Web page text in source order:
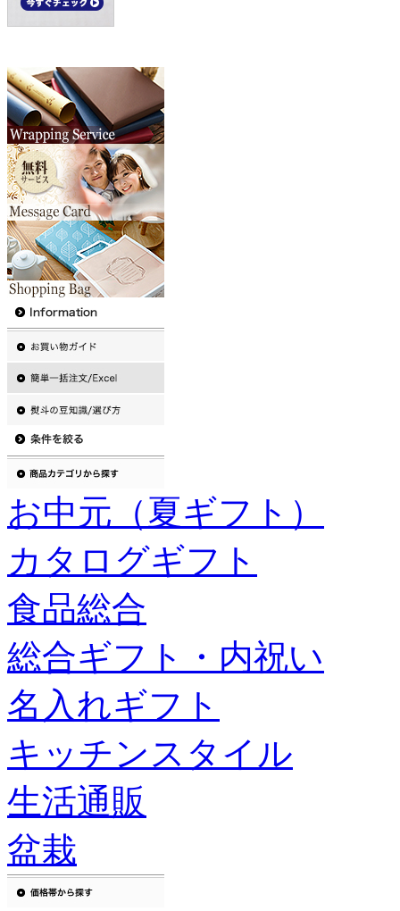
お中元（夏ギフト）
カタログギフト
食品総合
総合ギフト・内祝い
名入れギフト
キッチンスタイル
生活通販
盆栽